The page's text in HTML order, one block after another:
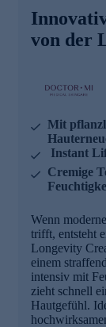
von der
Mit
Instant
Cremige
Wenn
trifft, entsteht
Longevity
einem
intensiv mit
zieht schnell
Hautgefühl.